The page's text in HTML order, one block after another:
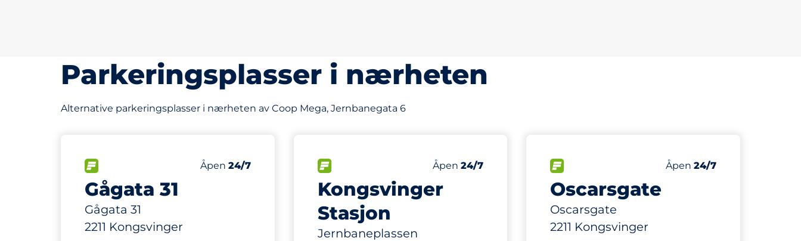
Parkeringsplasser i nærheten
Alternative parkeringsplasser i nærheten av Coop Mega, Jernbanegata 6
Gågata 31
Gågata 31
2211 Kongsvinger
Antall parkeringsplasser:
Parkeringsplasser&nbsp
18
Torsdag&nbsp
Åpen 24/7
Kongsvinger
Stasjon
Jernbaneplassen
Antall parkeringsplasser:
Parkeringsplasser&nbsp
176
Torsdag&nbsp
Åpen24/7
Oscarsgate
Oscarsgate
2211 Kongsvinger
Antall parkeringsplasser:
Parkeringsplasser&nbsp
115
Torsdag&nbsp
Åpen 24/7